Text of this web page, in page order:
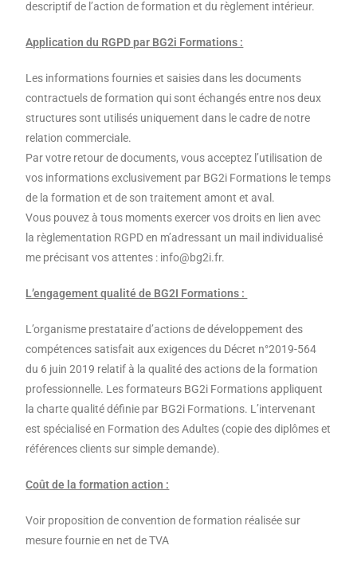
descriptif de l’action de formation et du règlement intérieur.
Application du RGPD par BG2i Formations :
Les informations fournies et saisies dans les documents
contractuels de formation qui sont échangés entre nos deux
structures sont utilisés uniquement dans le cadre de notre
relation commerciale.
Par votre retour de documents, vous acceptez l’utilisation de
vos informations exclusivement par BG2i Formations le temps
de la formation et de son traitement amont et aval.
Vous pouvez à tous moments exercer vos droits en lien avec
la règlementation RGPD en m’adressant un mail individualisé
me précisant vos attentes : info@bg2i.fr.
L’engagement qualité de BG2I Formations :
L’organisme prestataire d’actions de développement des
compétences satisfait aux exigences du Décret n°2019-564
du 6 juin 2019 relatif à la qualité des actions de la formation
professionnelle. Les formateurs BG2i Formations appliquent
la charte qualité définie par BG2i Formations. L’intervenant
est spécialisé en Formation des Adultes (copie des diplômes et
références clients sur simple demande).
Coût de la formation action :
Voir proposition de convention de formation réalisée sur
mesure fournie en net de TVA